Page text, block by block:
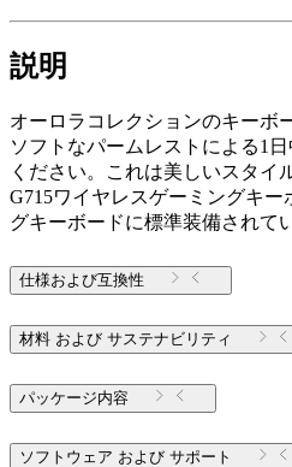
説明
オーロラコレクションのキーボ
ソフトなパームレストによる1
ください。これは美しいスタイ
G715ワイヤレスゲーミングキー
グキーボードに標準装備されて
仕様および互換性
材料 および サステナビリティ
パッケージ内容
ソフトウェア および サポート